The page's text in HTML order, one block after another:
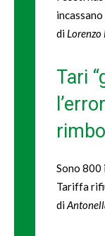
incassano
di
Tari
Sono 800
Tariffa
di